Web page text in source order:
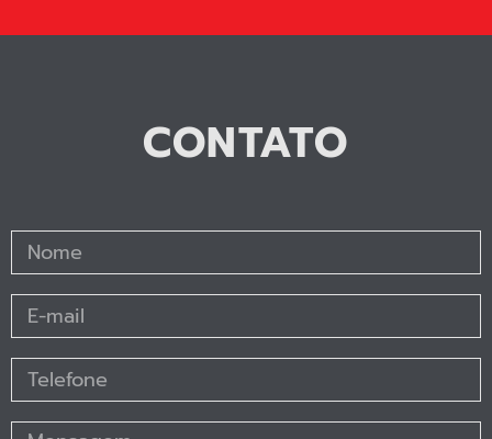
CONTATO